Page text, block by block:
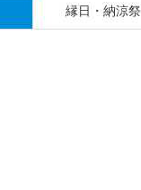
縁日・納涼祭